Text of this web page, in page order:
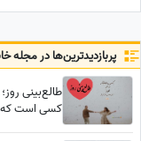
پربازدید‌ترین‌ها در مجله
طالع‌بینی
کسی است که